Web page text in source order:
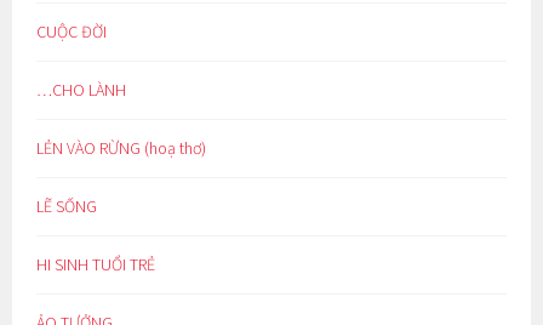
CUỘC ĐỜI
…CHO LÀNH
LẺN VÀO RỪNG (hoạ thơ)
LẼ SỐNG
HI SINH TUỔI TRẺ